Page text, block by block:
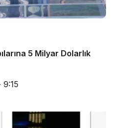
5 Milyar Dolarlık